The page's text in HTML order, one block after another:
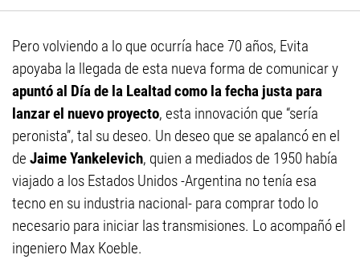
Pero volviendo a lo que ocurría hace 70 años, Evita
apoyaba la llegada de esta nueva forma de comunicar y
apuntó al Día de la Lealtad como la fecha justa para
lanzar el nuevo proyecto, esta innovación que “sería
peronista”, tal su deseo. Un deseo que se apalancó en el
de Jaime Yankelevich, quien a mediados de 1950 había
viajado a los Estados Unidos -Argentina no tenía esa
tecno en su industria nacional- para comprar todo lo
necesario para iniciar las transmisiones. Lo acompañó el
ingeniero Max Koeble.